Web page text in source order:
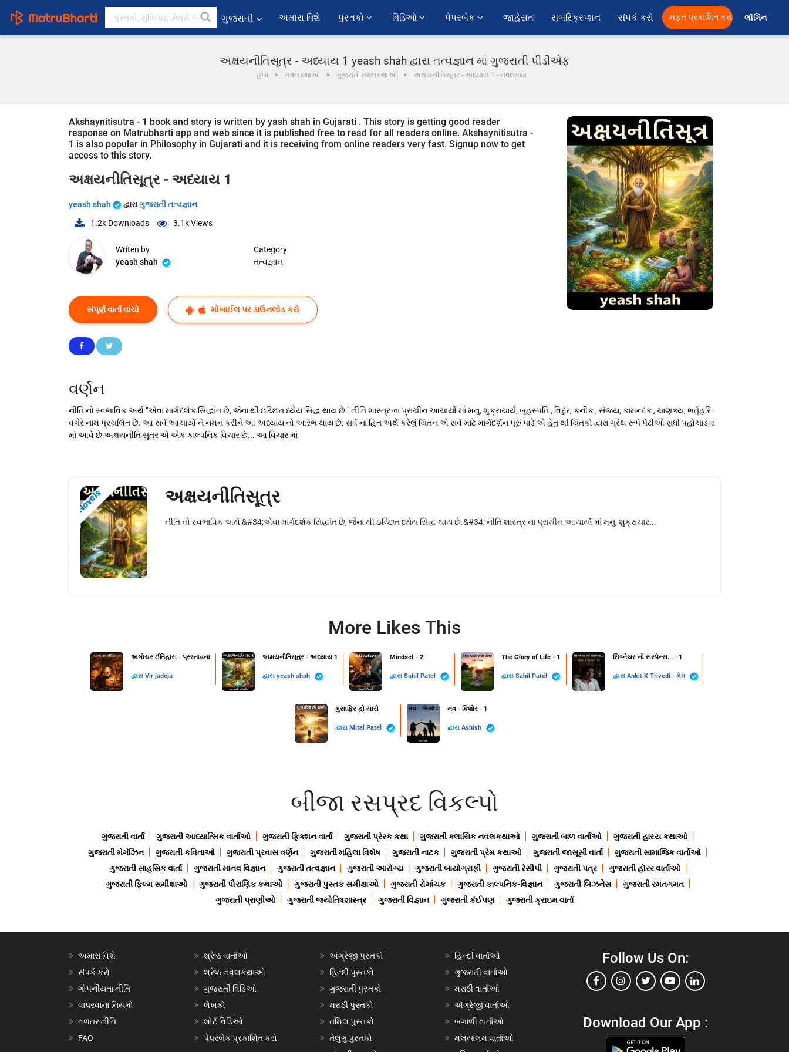
ગુજરાતી અમારા વિશે પુસ્તકો વિડિઓ પેપરબેક જાહેરાત સબસ્ક્રિપ્શન સંપર્ક કરો મફત પ્રકાશિત કરો લૉગિન
અક્ષયનીતિસૂત્ર - અધ્યાય 1 yeash shah દ્વારા તત્વજ્ઞાન માં ગુજરાતી પીડીએફ
હોમ નવલકથાઓ ગુજરાતી નવલકથાઓ અક્ષયનીતિસૂત્ર - અધ્યાય 1 - નવલકથા
Akshaynitisutra - 1 book and story is written by yash shah in Gujarati . This story is getting good reader
response on Matrubharti app and web since it is published free to read for all readers online. Akshaynitisutra -
1 is also popular in Philosophy in Gujarati and it is receiving from online readers very fast. Signup now to get
access to this story.
અક્ષયનીતિસૂત્ર - અધ્યાય 1
yeash shah દ્વારાગુજરાતી તત્વજ્ઞાન
1.2k Downloads 3.1kViews
Writen by
yeash shah
Category
તત્વજ્ઞાન
સંપૂર્ણ વાર્તા વાંચો મોબાઈલ પર ડાઉનલોડ કરો
વર્ણન
નીતિ નો સ્વભાવિક અર્થ "એવા માર્ગદર્શક સિદ્ધાંત છે, જેના થી ઇચ્છિત ધ્યેય સિદ્ધ થાય છે." નીતિ શાસ્ત્ર ના પ્રાચીન આચાર્યો માં મનુ, શુક્રાચાર્ય, બૃહસ્પતિ , વિદુર, કનીક , સંજય, કામન્દક , ચાણક્ય, ભર્તૃહરિ
વગેરે નામ પ્રચલિત છે. આ સર્વ આચાર્યો ને નમન કરીને આ અધ્યાય નો આરંભ થાય છે. સર્વ ના હિત અર્થે કરેલું ચિંતન એ સર્વ માટે માર્ગદર્શન પૂરું પાડે એ હેતુ થી ચિંતકો દ્વારા ગ્રંથ રૂપે પેઢીઓ સુધી પહોંચાડવા
માં આવે છે.અક્ષયનીતિ સૂત્ર એ એક કાલ્પનિક વિચાર છે... આ વિચાર માં
Novels અક્ષયનીતિસૂત્ર
નીતિ નો સ્વભાવિક અર્થ &#34;એવા માર્ગદર્શક સિદ્ધાંત છે, જેના થી ઇચ્છિત ધ્યેય સિદ્ધ થાય છે.&#34; નીતિ શાસ્ત્ર ના પ્રાચીન આચાર્યો માં મનુ, શુક્રાચાર...
More Likes This
અગોચર ઈતિહાસ - પ્રસ્તાવના
દ્વારા Vir jadeja
અક્ષયનીતિસૂત્ર - અધ્યાય 1
દ્વારા yeash shah
Mindset - 2
દ્વારા Sahil Patel
The Glory of Life - 1
દ્વારા Sahil Patel
સિગ્નેચર નો સસ્પેન્સ... - 1
દ્વારા Ankit K Trivedi - મેઘ
મુસાફિર હો યારો
દ્વારા Mital Patel
નવ - કિશોર - 1
દ્વારા Ashish
બીજા રસપ્રદ વિકલ્પો
ગુજરાતી વાર્તા ગુજરાતી આધ્યાત્મિક વાર્તાઓ ગુજરાતી ફિક્શન વાર્તા ગુજરાતી પ્રેરક કથા ગુજરાતી ક્લાસિક નવલકથાઓ ગુજરાતી બાળ વાર્તાઓ
ગુજરાતી હાસ્ય કથાઓ
ગુજરાતી મેગેઝિન
ગુજરાતી કવિતાઓ ગુજરાતી પ્રવાસ વર્ણન ગુજરાતી મહિલા વિશેષ ગુજરાતી નાટક ગુજરાતી પ્રેમ કથાઓ ગુજરાતી જાસૂસી વાર્તા
ગુજરાતી સામાજિક વાર્તાઓ
ગુજરાતી સાહસિક વાર્તા
ગુજરાતી માનવ વિજ્ઞાન ગુજરાતી તત્વજ્ઞાન ગુજરાતી આરોગ્ય ગુજરાતી બાયોગ્રાફી ગુજરાતી રેસીપી ગુજરાતી પત્ર
ગુજરાતી હૉરર વાર્તાઓ
ગુજરાતી ફિલ્મ સમીક્ષાઓ
ગુજરાતી પૌરાણિક કથાઓ ગુજરાતી પુસ્તક સમીક્ષાઓ ગુજરાતી રોમાંચક ગુજરાતી કાલ્પનિક-વિજ્ઞાન ગુજરાતી બિઝનેસ
ગુજરાતી રમતગમત
ગુજરાતી પ્રાણીઓ
ગુજરાતી જ્યોતિષશાસ્ત્ર ગુજરાતી વિજ્ઞાન ગુજરાતી કંઈપણ ગુજરાતી ક્રાઇમ વાર્તા
અમારા વિશે
સંપર્ક કરો
ગોપનીયતા નીતિ
વાપરવાના નિયમો
વળતર નીતિ
FAQ
શ્રેષ્ઠ વાર્તાઓ
શ્રેષ્ઠ નવલકથાઓ
ગુજરાતી વિડિઓ
લેખકો
શોર્ટ વિડિઓ
પેપરબેક પ્રકાશિત કરો
અંગ્રેજી પુસ્તકો
હિન્દી પુસ્તકો
ગુજરાતી પુસ્તકો
મરાઠી પુસ્તકો
તમિલ પુસ્તકો
તેલુગુ પુસ્તકો
હિન્દી વાર્તાઓ
ગુજરાતી વાર્તાઓ
મરાઠી વાર્તાઓ
અંગ્રેજી વાર્તાઓ
બંગાળી વાર્તાઓ
મલયાલમ વાર્તાઓ
Follow Us On:
Download Our App :